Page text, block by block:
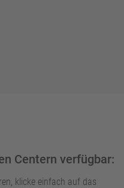
Centern verfügbar:
klicke einfach auf das